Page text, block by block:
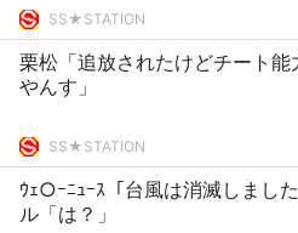
SS★STATION
栗松「追放されたけどチート能
やんす」
SS★STATION
ｳｪ○ｰﾆｭｰｽ「台風は消滅しまし
ル「は？」